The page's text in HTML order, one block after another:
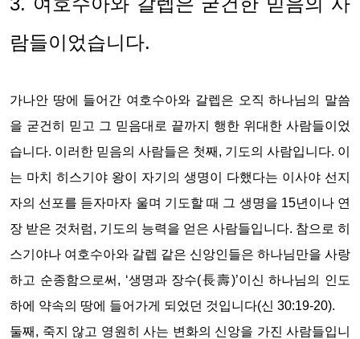
람들이었습니다.
가나안 땅에 들어간 여호수아와 갈렙은 오직 하나님의 말씀
을 굳건히 믿고 그 믿음대로 끝까지 행한 위대한 사람들이었
습니다. 이러한 믿음의 사람들은 첫째, 기도의 사람입니다. 이
는 마치 히스기야 왕이 자기의 생명이 다했다는 이사야 선지
자의 선포를 듣자마자 울며 기도할 때 그 생명을 15년이나 연
장 받은 것처럼, 기도의 능력을 얻은 사람들입니다. 참으로 히
스기야나 여호수아와 갈렙 같은 신앙인들은 하나님만을 사랑
하고 순종함으로써, ‘생명과 장수(長壽)’이신 하나님의 인도
하에 약속의 땅에 들어가게 되었던 것입니다(신 30:19-20).
둘째, 죽지 않고 영원히 사는 변화의 신앙을 가진 사람들입니